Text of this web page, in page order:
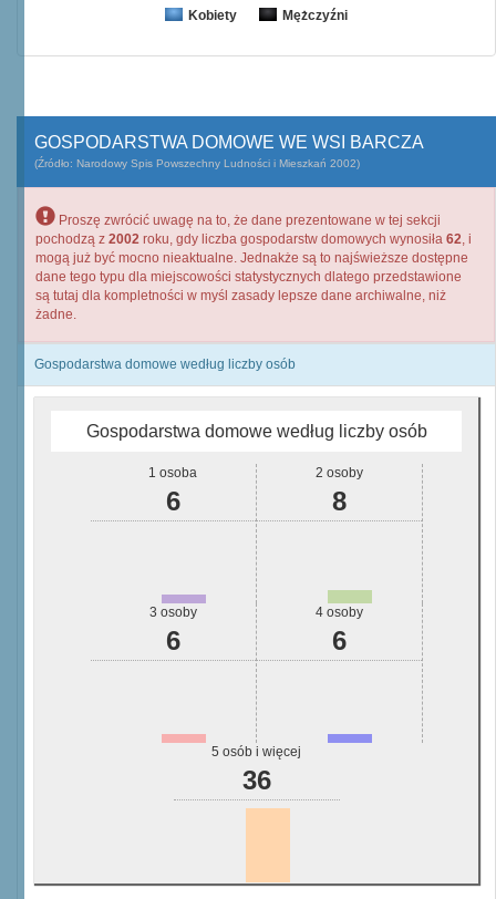
Kobiety Mężczyźni
GOSPODARSTWA DOMOWE WE WSI BARCZA
(Źródło: Narodowy Spis Powszechny Ludności i Mieszkań 2002)
Proszę zwrócić uwagę na to, że dane prezentowane w tej sekcji
pochodzą z 2002 roku, gdy liczba gospodarstw domowych wynosiła 62, i
mogą już być mocno nieaktualne. Jednakże są to najświeższe dostępne
dane tego typu dla miejscowości statystycznych dlatego przedstawione
są tutaj dla kompletności w myśl zasady lepsze dane archiwalne, niż
żadne.
Gospodarstwa domowe według liczby osób
Gospodarstwa domowe według liczby osób
1 osoba
6
2 osoby
8
3 osoby
6
4 osoby
6
5 osób i więcej
36